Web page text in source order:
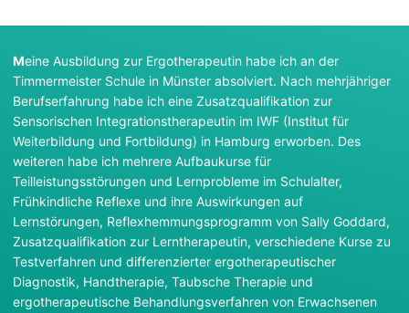
Meine Ausbildung zur Ergotherapeutin habe ich an der
Timmermeister Schule in Münster absolviert. Nach mehrjähriger
Berufserfahrung habe ich eine Zusatzqualifikation zur
Sensorischen Integrationstherapeutin im IWF (Institut für
Weiterbildung und Fortbildung) in Hamburg erworben. Des
weiteren habe ich mehrere Aufbaukurse für
Teilleistungsstörungen und Lernprobleme im Schulalter,
Frühkindliche Reflexe und ihre Auswirkungen auf
Lernstörungen, Reflexhemmungsprogramm von Sally Goddard,
Zusatzqualifikation zur Lerntherapeutin, verschiedene Kurse zu
Testverfahren und differenzierter ergotherapeutischer
Diagnostik, Handtherapie, Taubsche Therapie und
ergotherapeutische Behandlungsverfahren von Erwachsenen